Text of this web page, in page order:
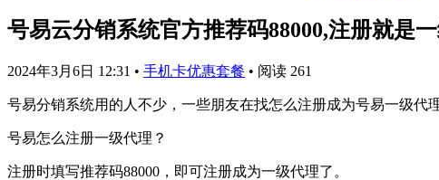
号易云分销系统官方推荐码88000,注册就是
2024年3月6日 12:31 • 手机卡优惠套餐 • 阅读 261
号易分销系统用的人不少，一些朋友在找怎么注册成为号易一级代
号易怎么注册一级代理？
注册时填写推荐码88000，即可注册成为一级代理了。